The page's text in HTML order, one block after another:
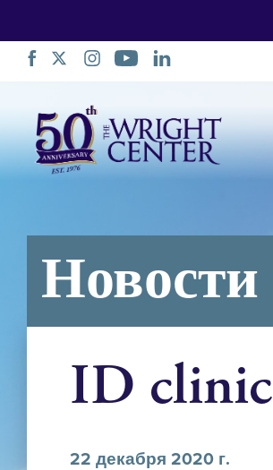
Пропустить
навигацию
Новости
ID clinic
22 декабря 2020 г.